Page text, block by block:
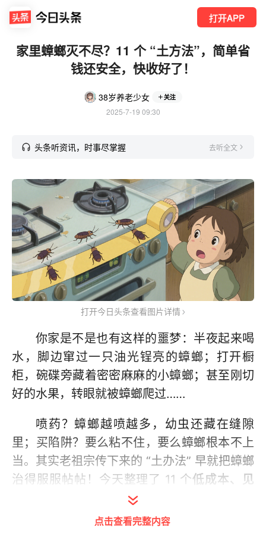
打开APP
家里蟑螂灭不尽？11 个 “土方法”，简单省
钱还安全，快收好了！
38岁养老少女 关注
2025-7-19 09:30
头条听资讯，时事尽掌握 去听全文
打开今日头条查看图片详情
你家是不是也有这样的噩梦：半夜起来喝
水，脚边窜过一只油光锃亮的蟑螂；打开橱
柜，碗碟旁藏着密密麻麻的小蟑螂；甚至刚切
好的水果，转眼就被蟑螂爬过……
喷药？蟑螂越喷越多，幼虫还藏在缝隙
里；买陷阱？要么粘不住，要么蟑螂根本不上
当。其实老祖宗传下来的 “土办法” 早就把蟑螂
治得服服帖帖！今天整理了 11 个低成本、见
的灭蟑神招，从卵到成虫一锅
点击查看完整内容